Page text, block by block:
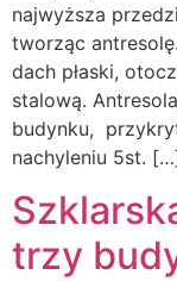
najwyższa
tworząc
dach płaski,
stalową.
budynku,
nachyleniu 5st.
trzy